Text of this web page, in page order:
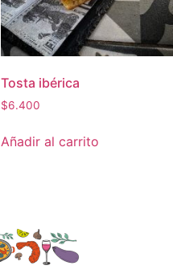
Tosta ibérica
$6.400
Añadir al carrito